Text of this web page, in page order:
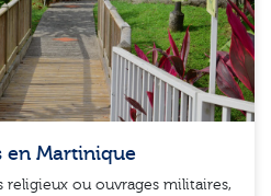
en Martinique
religieux ou ouvrages militaires,